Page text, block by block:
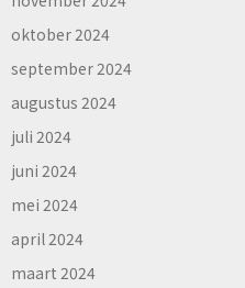
oktober 2024
september 2024
augustus 2024
juli 2024
juni 2024
mei 2024
april 2024
maart 2024